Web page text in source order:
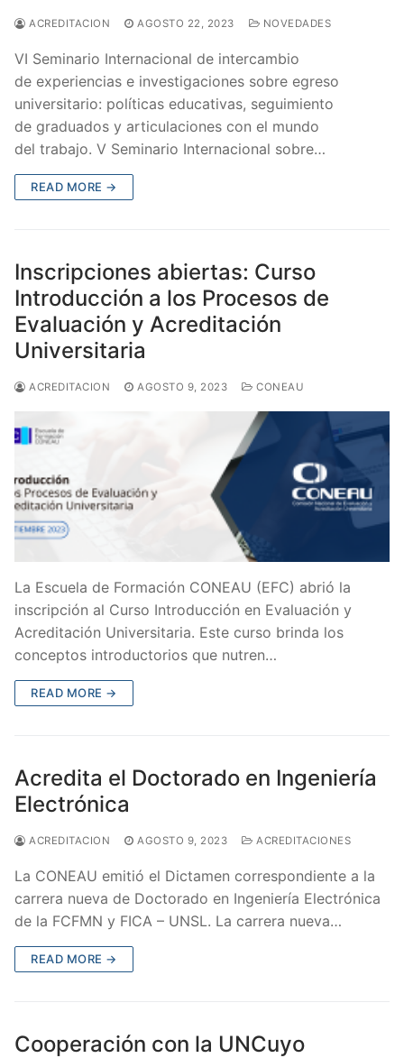
ACREDITACION AGOSTO 22, 2023 NOVEDADES
VI Seminario Internacional de intercambio
de experiencias e investigaciones sobre egreso
universitario: políticas educativas, seguimiento
de graduados y articulaciones con el mundo
del trabajo. V Seminario Internacional sobre…
READ MORE →
Inscripciones abiertas: Curso
Introducción a los Procesos de
Evaluación y Acreditación
Universitaria
ACREDITACION AGOSTO 9, 2023 CONEAU
La Escuela de Formación CONEAU (EFC) abrió la
inscripción al Curso Introducción en Evaluación y
Acreditación Universitaria. Este curso brinda los
conceptos introductorios que nutren…
READ MORE →
Acredita el Doctorado en Ingeniería
Electrónica
ACREDITACION AGOSTO 9, 2023 ACREDITACIONES
La CONEAU emitió el Dictamen correspondiente a la
carrera nueva de Doctorado en Ingeniería Electrónica
de la FCFMN y FICA – UNSL. La carrera nueva…
READ MORE →
Cooperación con la UNCuyo